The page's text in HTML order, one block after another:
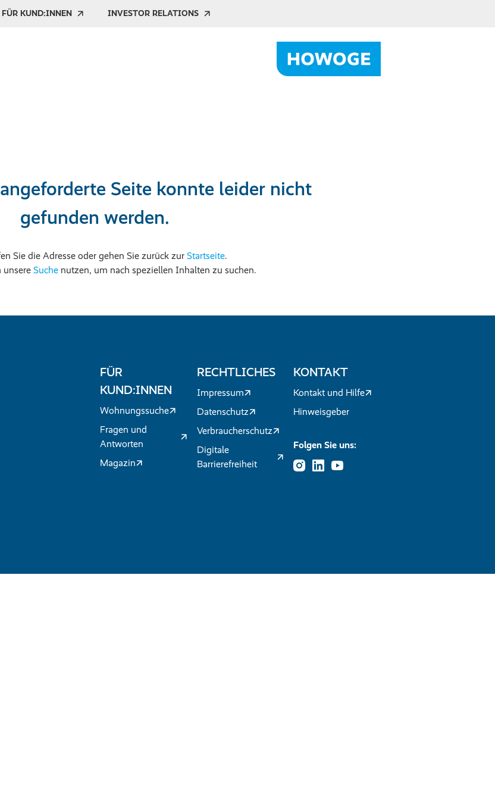
FÜR KUND:INNEN INVESTOR RELATIONS
Seite konnte leider nicht
gefunden werden.
Sie die Adresse oder gehen Sie zurück zurStartseite.
unsereSuche nutzen, um nach speziellen Inhalten zu suchen.
FÜR
KUND:INNEN
Wohnungssuche
Fragen und
Antworten
Magazin
RECHTLICHES
Impressum
Datenschutz
Verbraucherschutz
Digitale
Barrierefreiheit
KONTAKT
Kontakt und Hilfe
Hinweisgeber
Folgen Sie uns: